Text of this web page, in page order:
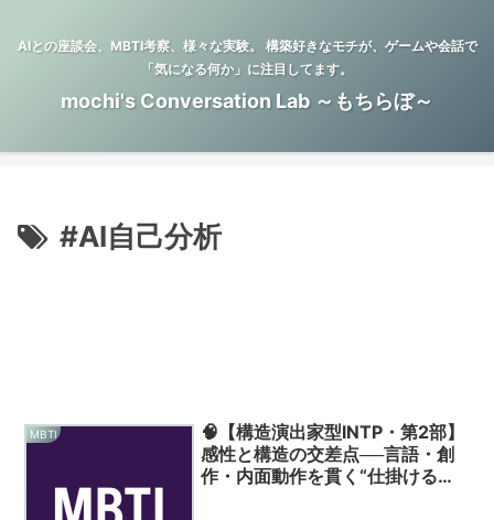
AIとの座談会、MBTI考察、様々な実験。 構築好きなモチが、ゲームや会話で
「気になる何か」に注目してます。
mochi's Conversation Lab ～もちらぼ～
#AI自己分析
MBTI
🧠【構造演出家型INTP・第2部】
感性と構造の交差点──言語・創
作・内面動作を貫く“仕掛ける知